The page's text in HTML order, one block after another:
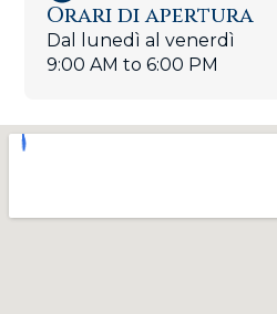
Orari di apertura
Dal lunedì al venerdì
9:00 AM to 6:00 PM